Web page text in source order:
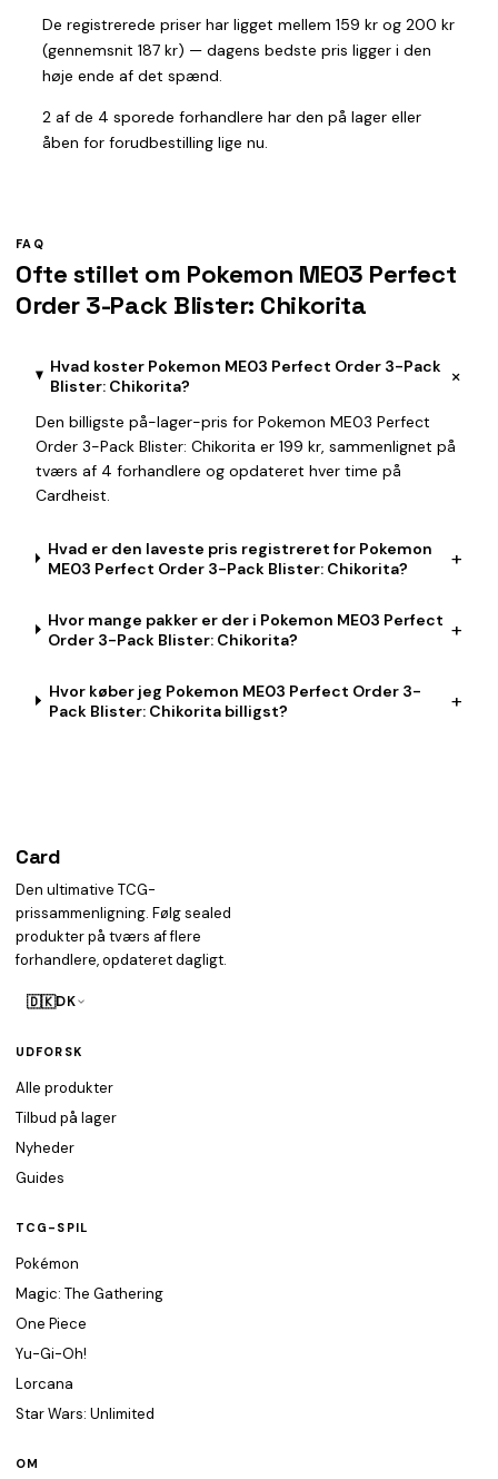
De registrerede priser har ligget mellem 159 kr og 200 kr
(gennemsnit 187 kr) — dagens bedste pris ligger i den
høje ende af det spænd.
2 af de 4 sporede forhandlere har den på lager eller
åben for forudbestilling lige nu.
FAQ
Ofte stillet om Pokemon ME03 Perfect
Order 3-Pack Blister: Chikorita
Hvad koster Pokemon ME03 Perfect Order 3-Pack
Blister: Chikorita?
+
Den billigste på-lager-pris for Pokemon ME03 Perfect
Order 3-Pack Blister: Chikorita er 199 kr, sammenlignet på
tværs af 4 forhandlere og opdateret hver time på
Cardheist.
Hvad er den laveste pris registreret for Pokemon
ME03 Perfect Order 3-Pack Blister: Chikorita?
+
Hvor mange pakker er der i Pokemon ME03 Perfect
Order 3-Pack Blister: Chikorita?
+
Hvor køber jeg Pokemon ME03 Perfect Order 3-
Pack Blister: Chikorita billigst?
+
Card
Den ultimative TCG-
prissammenligning. Følg sealed
produkter på tværs af flere
forhandlere, opdateret dagligt.
🇩🇰DK
UDFORSK
Alle produkter
Tilbud på lager
Nyheder
Guides
TCG-SPIL
Pokémon
Magic: The Gathering
One Piece
Yu-Gi-Oh!
Lorcana
Star Wars: Unlimited
OM